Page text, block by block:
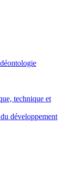
technique et
développement